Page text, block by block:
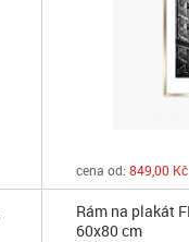
cena od: 849,00 Kč
Rám na plakát
60x80 cm